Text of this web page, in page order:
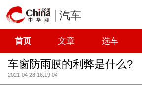
汽车
首页 文章 选车
车窗防雨膜的利弊是什么?
2021-04-28 16:19:04